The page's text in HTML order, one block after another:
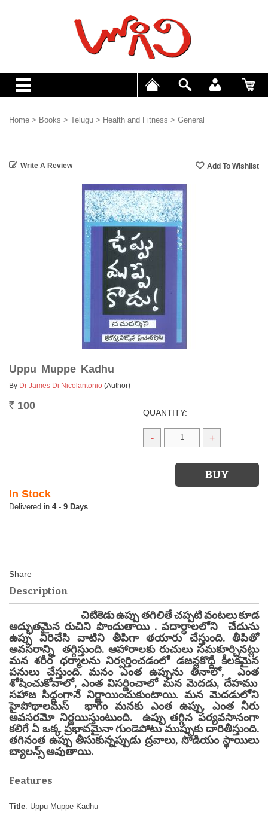
Home > Books > Telugu > Health and Fitness > General
Write A Review
Uppu Muppe Kadhu
By Dr James Di Nicolantonio (Author)
Rs. 100
QUANTITY:
- +
In Stock
4 - 9 Days
Description
చిటికెడు ఉప్పు తగిలితే చప్పటి వంటలు కూడ
అద్భుతమైన రుచిని పొందుతాయి . పదార్ధాలలోని చేదును
ఉప్పు విరిచేసి వాటిని తీపిగా తయారు చేస్తుంది. తీపితో
అవసరాన్ని తగ్గిస్తుంది. ఆహారాలకు రుచులు సమకూర్చినట్లు
మన శరీర ధర్మాలను నిర్వర్తించడంలో డజన్లకొద్దీ కీలకమైన
పనులు చేస్తుంది. మనం ఎంత ఉప్పును తినాలో, ఎంత
శోషించుకోవాలో, ఎంత విసర్జించాలో మన మెదడు, దేహము
సహాజ సిద్దంగానే నిర్ణాయించుకుంటాయి. మన మెదడులోని
హైపోథాలమస్ భాగం మనకు ఎంత ఉప్పు, ఎంత నీరు
అవసరమో నిర్ణయిస్తుంటుంది. ఉప్పు తగ్గిన పర్యవసానంగా
కలిగే ఏ ఒక్క ప్రభావమైనా గుండెపోటు ముప్పుకు దారితీస్తుంది.
తగినంత ఉప్పు తీసుకున్నప్పుడు ద్రవాలు, సోడియం స్థాయిలు
బ్యాలన్స్ అవుతాయి.
Features
Title: Uppu Muppe Kadhu